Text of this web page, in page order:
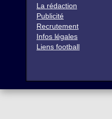
La rédaction
Publicité
Recrutement
Infos légales
Liens football